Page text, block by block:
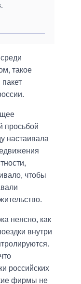
такое
просьбой
настаивала
чтобы
неясно, как
внутри
российских
фирмы не